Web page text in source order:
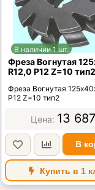
В наличии 1 шт.
Фреза Вогнутая
R12,0 Р12 Z=10 тип2
Фреза Вогнутая
Р12 Z=10 тип2
13 687
В
Купить в 1